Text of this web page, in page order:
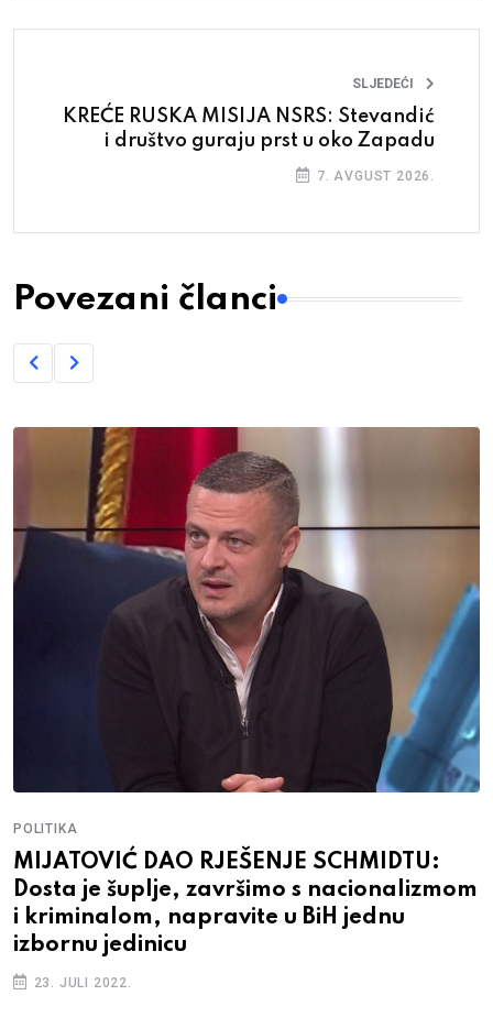
SLJEDEĆI
KREĆE RUSKA MISIJA NSRS: Stevandić
i društvo guraju prst u oko Zapadu
7. AVGUST 2026.
Povezani članci
POLITIKA
MIJATOVIĆ DAO RJEŠENJE SCHMIDTU:
Dosta je šuplje, završimo s nacionalizmom
i kriminalom, napravite u BiH jednu
izbornu jedinicu
23. JULI 2022.